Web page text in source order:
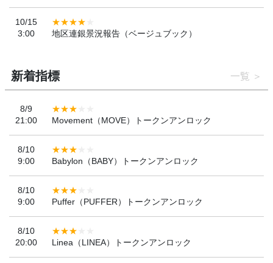
10/15
3:00
地区連銀景況報告（ベージュブック）
新着指標 一覧
8/9
21:00
Movement（MOVE）トークンアンロック
8/10
9:00
Babylon（BABY）トークンアンロック
8/10
9:00
Puffer（PUFFER）トークンアンロック
8/10
20:00
Linea（LINEA）トークンアンロック